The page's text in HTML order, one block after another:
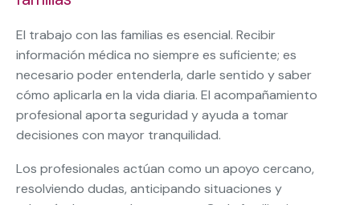
El trabajo con las familias es esencial. Recibir
información médica no siempre es suficiente; es
necesario poder entenderla, darle sentido y saber
cómo aplicarla en la vida diaria. El acompañamiento
profesional aporta seguridad y ayuda a tomar
decisiones con mayor tranquilidad.
Los profesionales actúan como un apoyo cercano,
resolviendo dudas, anticipando situaciones y